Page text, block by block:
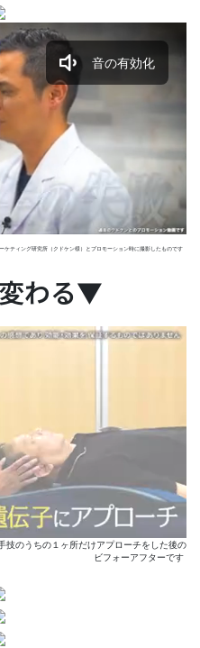
:
Playback
Rate
音の有効化
ケティング研究所（クドケン様）とプロモーション時に撮影したものです
わる▼
技のうちの１ヶ所だけアプローチをした後の
ビフォーアフターです